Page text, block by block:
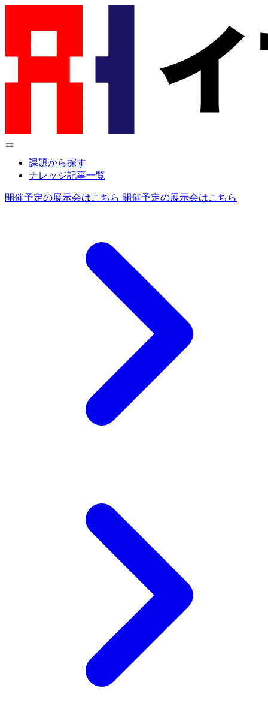
課題から探す
ナレッジ記事一覧
開催予定の展示会はこちら 開催予定の展示会はこちら